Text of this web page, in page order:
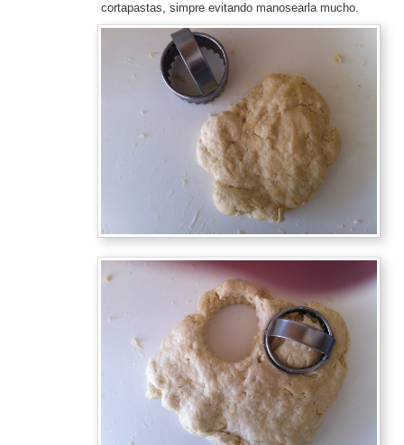
cortapastas, simpre evitando manosearla mucho.